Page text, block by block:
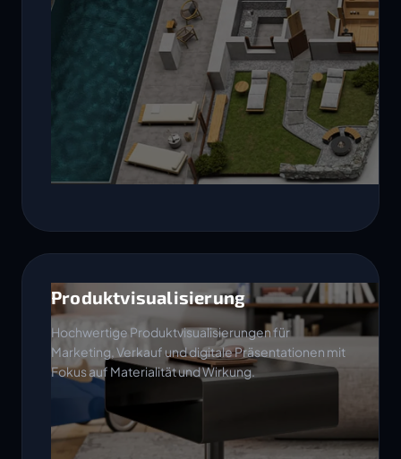
Produktvisualisierung
Hochwertige Produktvisualisierungen für
Marketing, Verkauf und digitale Präsentationen mit
Fokus auf Materialität und Wirkung.